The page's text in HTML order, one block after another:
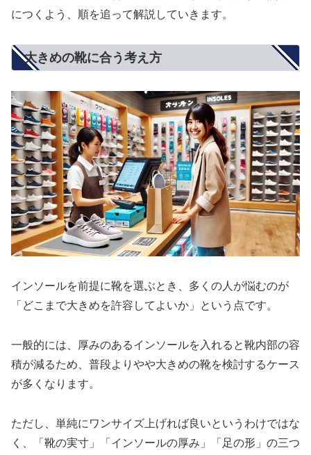
につくよう、順を追って解説していきます。
大きめの靴に合う考え方
インソールを前提に靴を選ぶとき、多くの人が悩むのが
「どこまで大きめを許容してよいか」という点です。
一般的には、厚みのあるインソールを入れると靴内部の容
積が減るため、普段よりやや大きめの靴を検討するケース
が多くなります。
ただし、単純にワンサイズ上げれば良いというわけではな
く、「靴の実寸」「インソールの厚み」「足の形」の三つ